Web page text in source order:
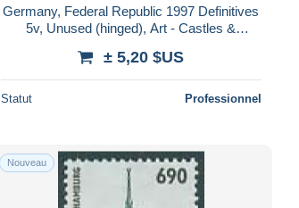
Germany, Federal Republic 1997 Definitives
5v, Unused (hinged), Art - Castles &
± 5,20 $US
Statut Professionnel
Nouveau